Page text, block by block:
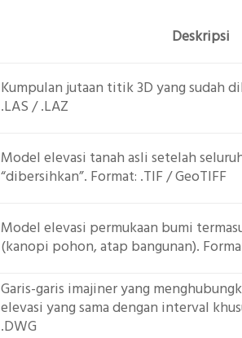
Deskripsi
Kumpulan jutaan titik 3D yang sudah
.LAS / .LAZ
Model elevasi tanah asli setelah
“dibersihkan”. Format: .TIF / GeoTIFF
Model elevasi permukaan bumi
(kanopi pohon, atap bangunan).
Garis-garis imajiner yang
elevasi yang sama dengan interval
.DWG